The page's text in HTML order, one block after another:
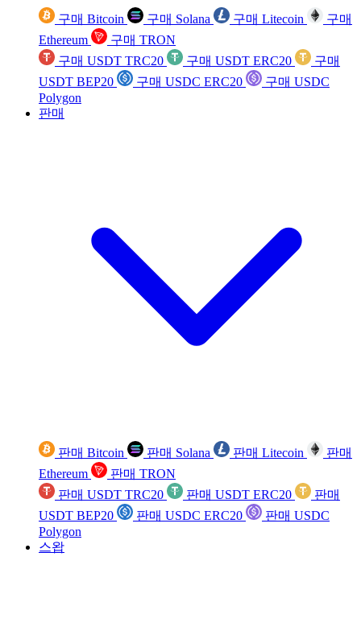
구매 Bitcoin 구매 Solana 구매 Litecoin
구매
Ethereum
구매 TRON
구매 USDT TRC20
구매 USDT ERC20
구매
USDT BEP20
구매 USDC ERC20
구매 USDC
Polygon
판매
판매 Bitcoin 판매 Solana 판매 Litecoin
판매
Ethereum
판매 TRON
판매 USDT TRC20
판매 USDT ERC20
판매
USDT BEP20
판매 USDC ERC20
판매 USDC
Polygon
스왑